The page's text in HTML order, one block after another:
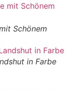
Schönem
in Farbe